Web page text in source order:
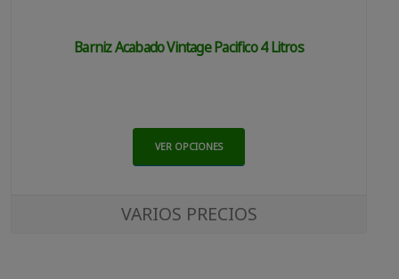
Barniz Acabado Vintage Pacifico 4 Litros
VER OPCIONES
VARIOS PRECIOS